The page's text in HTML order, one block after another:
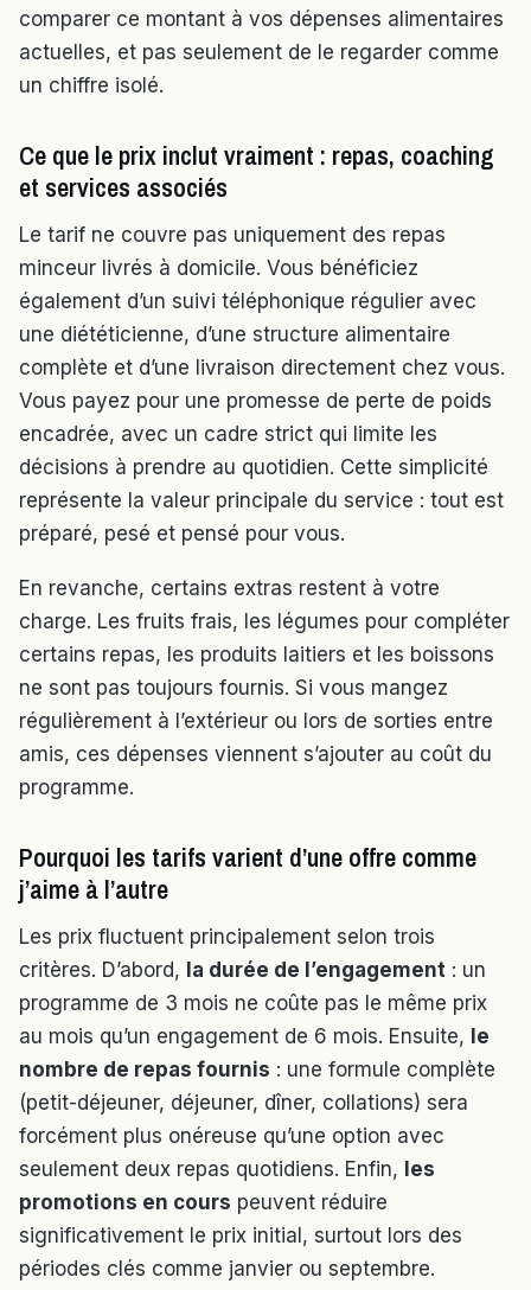
comparer ce montant à vos dépenses alimentaires
actuelles, et pas seulement de le regarder comme
un chiffre isolé.
Ce que le prix inclut vraiment : repas, coaching
et services associés
Le tarif ne couvre pas uniquement des repas
minceur livrés à domicile. Vous bénéficiez
également d’un suivi téléphonique régulier avec
une diététicienne, d’une structure alimentaire
complète et d’une livraison directement chez vous.
Vous payez pour une promesse de perte de poids
encadrée, avec un cadre strict qui limite les
décisions à prendre au quotidien. Cette simplicité
représente la valeur principale du service : tout est
préparé, pesé et pensé pour vous.
En revanche, certains extras restent à votre
charge. Les fruits frais, les légumes pour compléter
certains repas, les produits laitiers et les boissons
ne sont pas toujours fournis. Si vous mangez
régulièrement à l’extérieur ou lors de sorties entre
amis, ces dépenses viennent s’ajouter au coût du
programme.
Pourquoi les tarifs varient d’une offre comme
j’aime à l’autre
Les prix fluctuent principalement selon trois
critères. D’abord, la durée de l’engagement : un
programme de 3 mois ne coûte pas le même prix
au mois qu’un engagement de 6 mois. Ensuite, le
nombre de repas fournis : une formule complète
(petit-déjeuner, déjeuner, dîner, collations) sera
forcément plus onéreuse qu’une option avec
seulement deux repas quotidiens. Enfin, les
promotions en cours peuvent réduire
significativement le prix initial, surtout lors des
périodes clés comme janvier ou septembre.